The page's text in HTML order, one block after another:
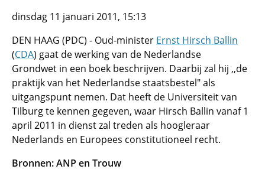
dinsdag 11 januari 2011, 15:13
DEN HAAG (PDC) - Oud-minister Ernst Hirsch Ballin
(CDA) gaat de werking van de Nederlandse
Grondwet in een boek beschrijven. Daarbij zal hij ,,de
praktijk van het Nederlandse staatsbestel" als
uitgangspunt nemen. Dat heeft de Universiteit van
Tilburg te kennen gegeven, waar Hirsch Ballin vanaf 1
april 2011 in dienst zal treden als hoogleraar
Nederlands en Europees constitutioneel recht.
Bronnen: ANP en Trouw